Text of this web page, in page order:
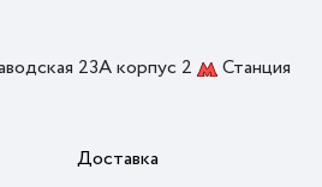
23А корпус 2
Станция
Доставка